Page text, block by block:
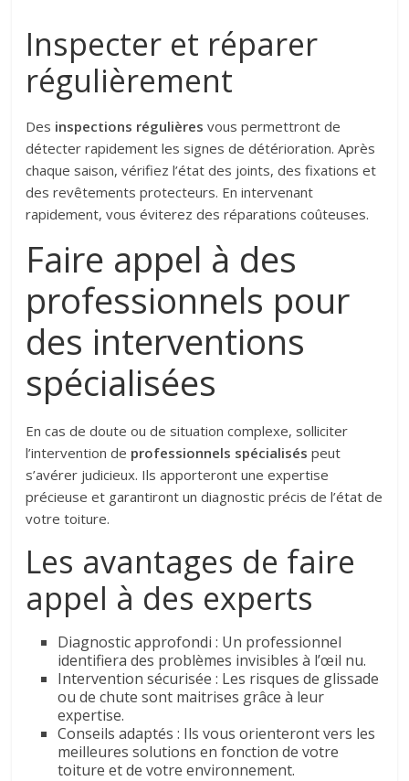
Inspecter et réparer
régulièrement
Des inspections régulières vous permettront de
détecter rapidement les signes de détérioration. Après
chaque saison, vérifiez l’état des joints, des fixations et
des revêtements protecteurs. En intervenant
rapidement, vous éviterez des réparations coûteuses.
Faire appel à des
professionnels pour
des interventions
spécialisées
En cas de doute ou de situation complexe, solliciter
l’intervention de professionnels spécialisés peut
s’avérer judicieux. Ils apporteront une expertise
précieuse et garantiront un diagnostic précis de l’état de
votre toiture.
Les avantages de faire
appel à des experts
Diagnostic approfondi : Un professionnel
identifiera des problèmes invisibles à l’œil nu.
Intervention sécurisée : Les risques de glissade
ou de chute sont maitrises grâce à leur
expertise.
Conseils adaptés : Ils vous orienteront vers les
meilleures solutions en fonction de votre
toiture et de votre environnement.